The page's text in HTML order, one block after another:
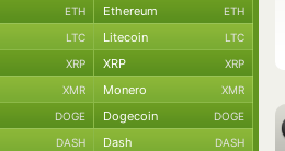
ETH Ethereum ETH
LTC Litecoin LTC
XRP XRP XRP
XMR Monero XMR
DOGE Dogecoin DOGE
DASH Dash DASH